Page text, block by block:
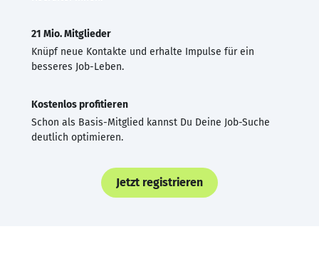
21 Mio. Mitglieder
Knüpf neue Kontakte und erhalte Impulse für ein
besseres Job-Leben.
Kostenlos profitieren
Schon als Basis-Mitglied kannst Du Deine Job-Suche
deutlich optimieren.
Jetzt registrieren